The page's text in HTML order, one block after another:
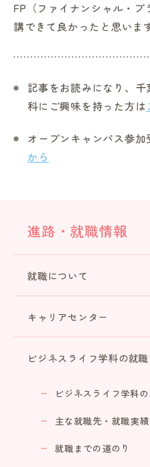
FP（ファイナンシャル・
講できて良かったと思います
記事をお読みになり、
科にご興味を持った方は
オープンキャンパス参
から
進路・就職情報
就職について
キャリアセンター
ビジネスライフ学科の就職
ビジネスライフ学科
主な就職先・就職実績
就職までの道のり